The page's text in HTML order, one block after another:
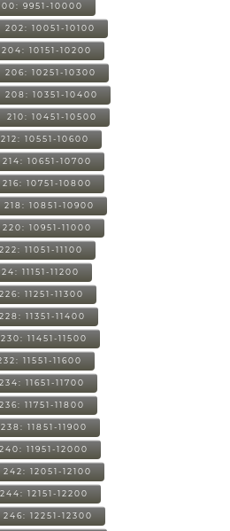
9951-10000
202: 10051-10100
204: 10151-10200
206: 10251-10300
208: 10351-10400
210: 10451-10500
212: 10551-10600
214: 10651-10700
216: 10751-10800
218: 10851-10900
220: 10951-11000
222: 11051-11100
11151-11200
226: 11251-11300
228: 11351-11400
230: 11451-11500
11551-11600
234: 11651-11700
236: 11751-11800
238: 11851-11900
240: 11951-12000
242: 12051-12100
244: 12151-12200
246: 12251-12300